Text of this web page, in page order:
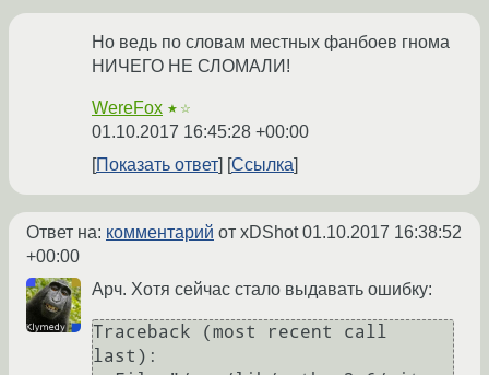
Но ведь по словам местных фанбоев гнома
НИЧЕГО НЕ СЛОМАЛИ!
WereFox ★☆
01.10.2017 16:45:28 +00:00
Показать ответ
Ссылка
Ответ на: комментарий от xDShot01.10.2017 16:38:52
+00:00
Арч. Хотя сейчас стало выдавать ошибку:
Traceback (most recent call
last):